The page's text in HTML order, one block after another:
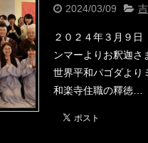
2024/03/09
２０２４年３月９
ンマーよりお釈迦さ
世界平和パゴダより
和楽寺住職の釋徳…